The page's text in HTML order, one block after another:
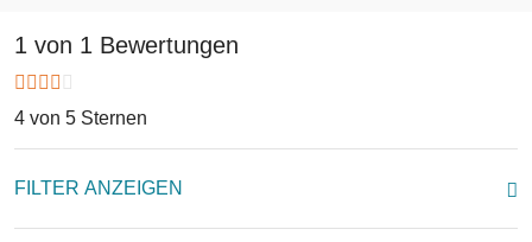
1 von 1 Bewertungen
4 von 5 Sternen
FILTER ANZEIGEN